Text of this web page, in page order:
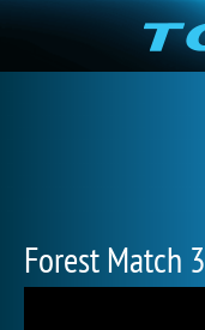
Forest Match 3